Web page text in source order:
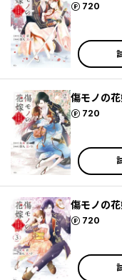
720
ポイント
傷モノの花
720
ポイント
傷モノの花
720
ポイント